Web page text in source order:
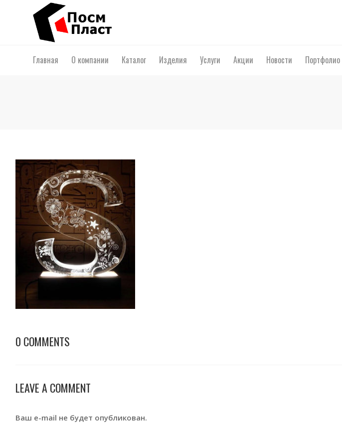
Главная О компании Каталог Изделия Услуги Акции Новости Портфолио
0 COMMENTS
LEAVE A COMMENT
Ваш e-mail не будет опубликован.